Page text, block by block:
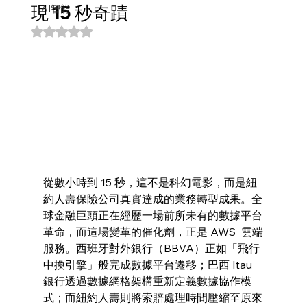
AI智能
現 15 秒奇蹟
評等為 NaN（最高為 5 顆星）。
從數小時到 15 秒，這不是科幻電影，而是紐
約人壽保險公司真實達成的業務轉型成果。全
球金融巨頭正在經歷一場前所未有的數據平台
革命，而這場變革的催化劑，正是 AWS  雲端
服務。西班牙對外銀行（BBVA）正如「飛行
中換引擎」般完成數據平台遷移；巴西 Itau
銀行透過數據網格架構重新定義數據協作模
式；而紐約人壽則將索賠處理時間壓縮至原來